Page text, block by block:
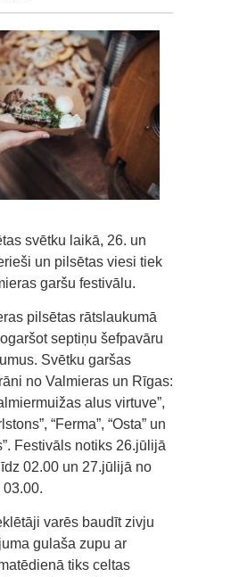
svētku laikā, 26. un
un pilsētas viesi tiek
garšu festivālu.
pilsētas rātslaukumā
septiņu šefpavāru
Svētku garšas
no Valmieras un Rīgas:
alus virtuve”,
“Ferma”, “Osta” un
Festivāls notiks 26.jūlijā
02.00 un 27.jūlijā no
varēs baudīt zivju
gulaša zupu ar
tiks celtas